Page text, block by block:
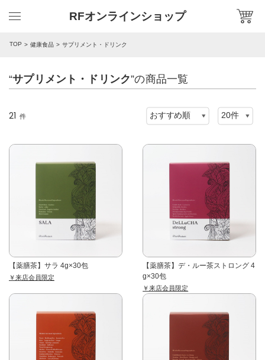
RFオンラインショップ
TOP 健康食品 サプリメント・ドリンク
“サプリメント・ドリンク”の商品一覧
21 件
【薬膳茶】サラ 4g×30包
￥来店会員限定
【薬膳茶】デ・ルー茶ストロング 4
g×30包
￥来店会員限定